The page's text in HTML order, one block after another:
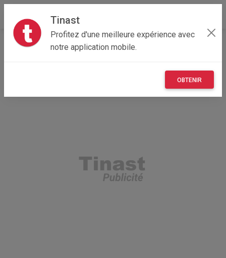
Tinast
Profitez d'une meilleure expérience avec
notre application mobile.
OBTENIR
Accueil Recherche Loisirs